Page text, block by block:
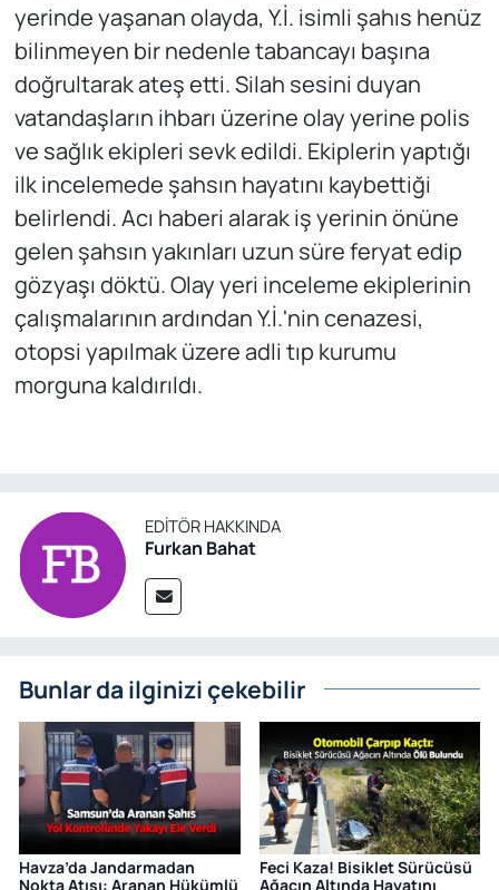
yerinde yaşanan olayda, Y.İ. isimli şahıs henüz
bilinmeyen bir nedenle tabancayı başına
doğrultarak ateş etti. Silah sesini duyan
vatandaşların ihbarı üzerine olay yerine polis
ve sağlık ekipleri sevk edildi. Ekiplerin yaptığı
ilk incelemede şahsın hayatını kaybettiği
belirlendi. Acı haberi alarak iş yerinin önüne
gelen şahsın yakınları uzun süre feryat edip
gözyaşı döktü. Olay yeri inceleme ekiplerinin
çalışmalarının ardından Y.İ.'nin cenazesi,
otopsi yapılmak üzere adli tıp kurumu
morguna kaldırıldı.
EDITÖR HAKKINDA
Furkan Bahat
Bunlar da ilginizi çekebilir
Havza’da Jandarmadan
Nokta Atışı: Aranan Hükümlü
Feci Kaza! Bisiklet Sürücüsü
Ağacın Altında Hayatını
Yerel